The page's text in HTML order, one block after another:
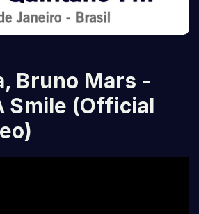
Bruno Mars -
Smile (Official